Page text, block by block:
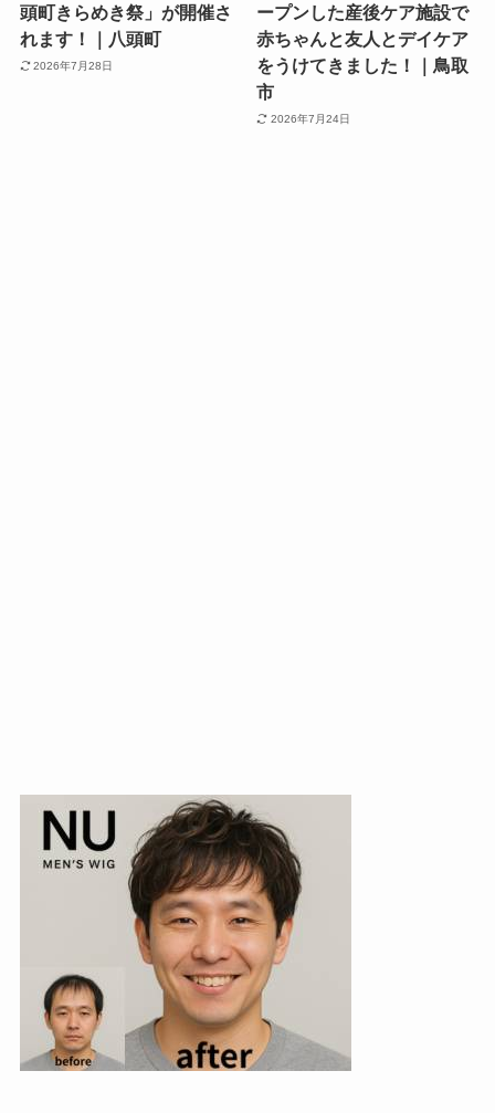
頭町きらめき祭」が開催さ
れます！｜八頭町
2026年7月28日
ープンした産後ケア施設で
赤ちゃんと友人とデイケア
をうけてきました！｜鳥取
市
2026年7月24日